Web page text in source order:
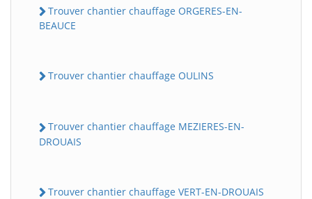
Trouver chantier chauffage ORGERES-EN-
BEAUCE
Trouver chantier chauffage OULINS
Trouver chantier chauffage MEZIERES-EN-
DROUAIS
Trouver chantier chauffage VERT-EN-DROUAIS